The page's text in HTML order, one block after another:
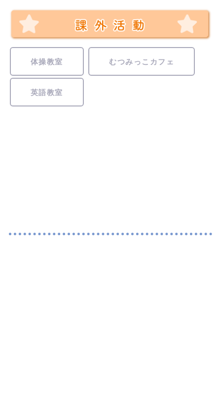
体操教室 むつみっこカフェ
英語教室